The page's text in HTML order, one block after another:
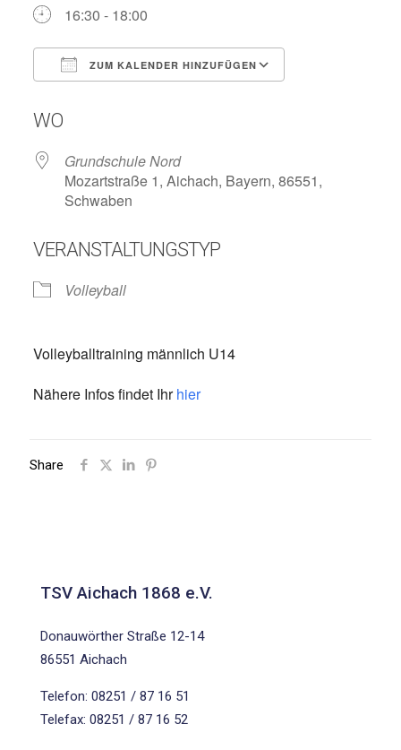
16:30 - 18:00
ZUM KALENDER HINZUFÜGEN
WO
Grundschule Nord
Mozartstraße 1, Aichach, Bayern, 86551,
Schwaben
VERANSTALTUNGSTYP
Volleyball
Volleyballtraining männlich U14
Nähere Infos findet Ihrhier
Share
TSV Aichach 1868 e.V.
Donauwörther Straße 12-14
86551 Aichach
Telefon: 08251 / 87 16 51
Telefax: 08251 / 87 16 52